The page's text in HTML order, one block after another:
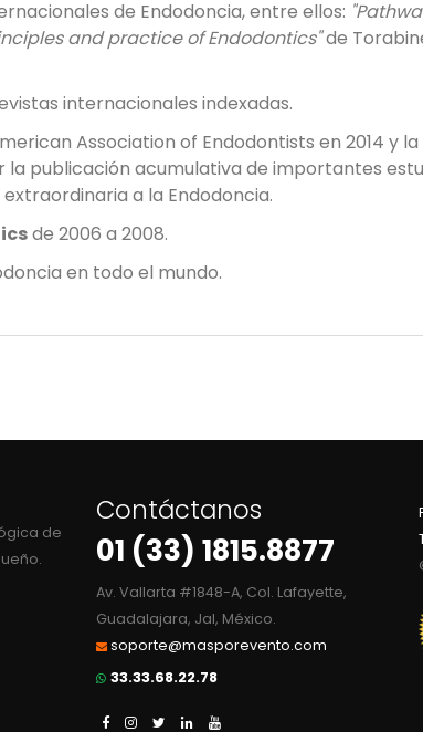
de Endodoncia, entre ellos:
and practice of Endodontics"de
internacionales indexadas.
Association of Endodontists en 2014 y la
la publicación acumulativa de importantes
a la Endodoncia.
de 2006 a 2008.
en todo el mundo.
de
Contáctanos
01 (33) 1815.8877
Av. Vallarta #1848-A, Col. Lafayette,
Guadalajara, Jal, México.
soporte@masporevento.com
33.33.68.22.78